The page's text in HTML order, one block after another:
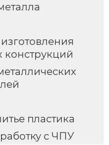
конструкций
пластика
с ЧПУ